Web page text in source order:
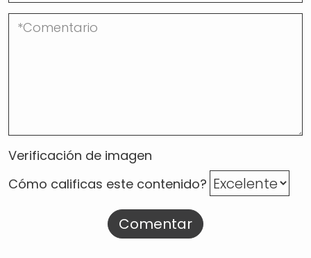
Verificación de imagen
Cómo calificas este contenido?
Comentar